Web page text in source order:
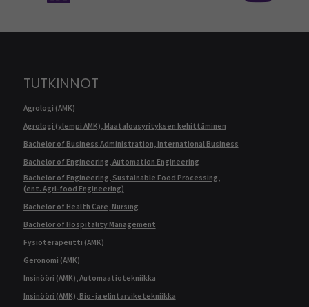
TUTKINNOT
Agrologi (AMK)
Agrologi (ylempi AMK), Maatalousyrityksen kehittäminen
Bachelor of Business Administration, International Business
Bachelor of Engineering, Automation Engineering
Bachelor of Engineering, Sustainable Food Processing,
(ent. Agri-food Engineering)
Bachelor of Health Care, Nursing
Bachelor of Hospitality Management
Fysioterapeutti (AMK)
Geronomi (AMK)
Insinööri (AMK), Automaatiotekniikka
Insinööri (AMK), Bio- ja elintarviketekniikka